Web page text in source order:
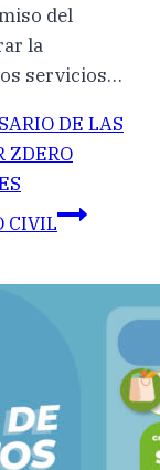
del
la
servicios…
DE LAS
ZDERO
CIVIL